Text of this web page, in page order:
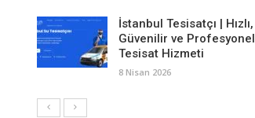
İstanbul Tesisatçı | Hızlı,
Güvenilir ve Profesyonel
Tesisat Hizmeti
8 Nisan 2026